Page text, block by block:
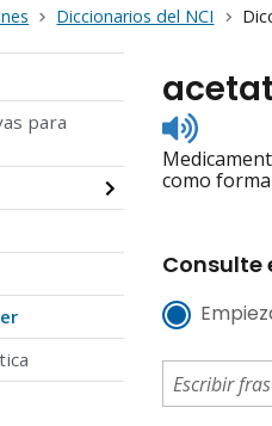
Diccionarios del NCI
para
Listen
to
como
Consulte